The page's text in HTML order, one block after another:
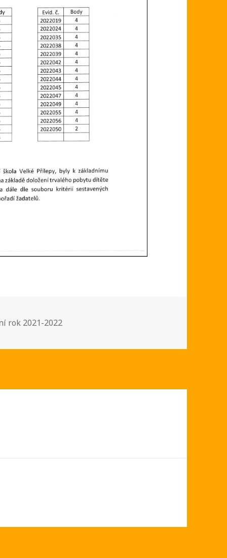
rok 2021-2022